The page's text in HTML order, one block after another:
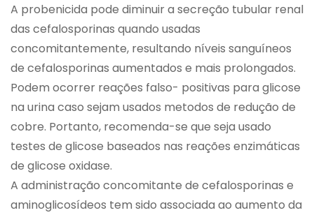
A probenicida pode diminuir a secreção tubular renal
das cefalosporinas quando usadas
concomitantemente, resultando níveis sanguíneos
de cefalosporinas aumentados e mais prolongados.
Podem ocorrer reações falso- positivas para glicose
na urina caso sejam usados metodos de redução de
cobre. Portanto, recomenda-se que seja usado
testes de glicose baseados nas reações enzimáticas
de glicose oxidase.
A administração concomitante de cefalosporinas e
aminoglicosídeos tem sido associada ao aumento da